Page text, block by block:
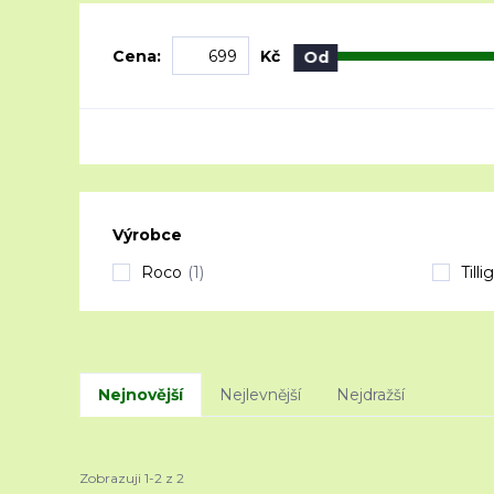
Cena: Kč Od
Výrobce
Roco (1) Tillig
Nejnovější Nejlevnější Nejdražší
Zobrazuji 1-2 z 2